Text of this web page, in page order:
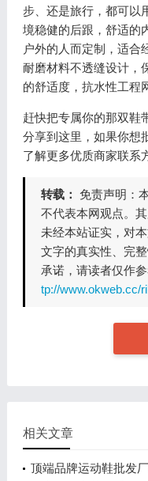
步、还是旅行，都可以
境稳健的后跟，舒适的
户外的人而定制，适合
耐磨材料不透缝设计，
的舒适度，抗水性工程
赶快把专属你的那双鞋
分享到这里，如果你想
了解更多优质商家联系
转载： 免责声明：
不代表本网观点。
未经本站证实，对
文字的真实性、完
承诺，请读者仅作
tp://www.okweb.cc/
相关文章
顶端品牌运动鞋批发